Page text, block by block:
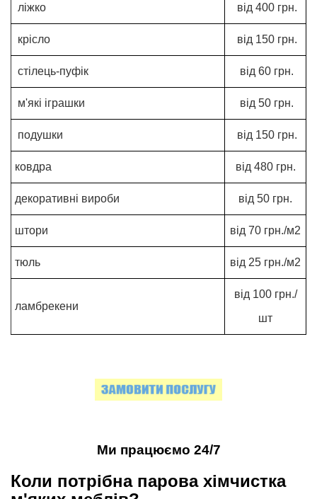
ліжко від 400 грн.
крісло від 150 грн.
стілець-пуфік від 60 грн.
м'які іграшки від 50 грн.
подушки від 150 грн.
ковдра від 480 грн.
декоративні вироби від 50 грн.
штори від 70 грн./м2
тюль від 25 грн./м2
ламбрекени
від 100 грн./
шт
Ми працюємо 24/7
Коли потрібна парова хімчистка